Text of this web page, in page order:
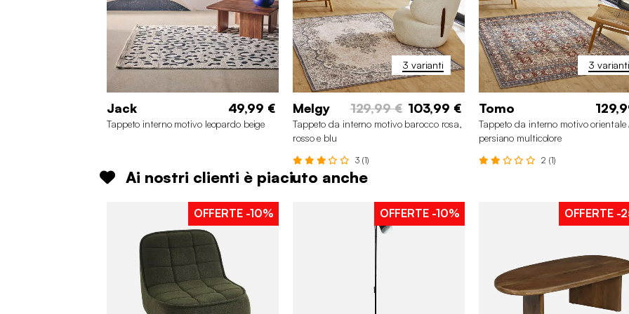
Jack 49,99 €
Tappeto interno motivo leopardo beige
120 x 160 cm
160 x 230 cm
3 varianti
Melgy 129,99 € 103,99 €
Tappeto da interno motivo barocco rosa,
rosso e blu
3 (1)
120 x 160
3 varianti
Tomo
Tappeto da interno motivo orientale
persiano multicolore
2 (1)
Ai nostri clienti è piaciuto anche
OFFERTE -10% OFFERTE -10% OFFERTE -